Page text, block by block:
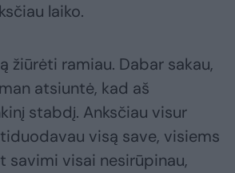
laiko.
žiūrėti ramiau. Dabar sakau,
atsiuntė, kad aš
stabdį. Anksčiau visur
visą save, visiems
savimi visai nesirūpinau,